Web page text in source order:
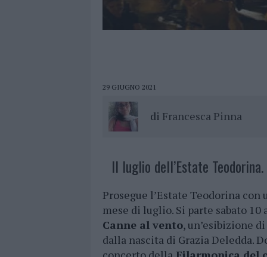
29 GIUGNO 2021
di Francesca Pinna
Il luglio dell’Estate Teodorina.
Prosegue l’Estate Teodorina
mese di luglio. Si parte sabato
Canne al vento, un’esibizione
dalla nascita di Grazia Deledda.